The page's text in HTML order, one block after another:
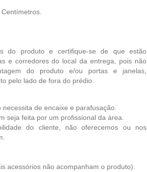
do produto e certifique-se de que estão
e corredores do local da entrega, pois não
do produto e/ou portas e janelas,
pelo lado de fora do prédio.
de encaixe e parafusação.
seja feita por um profissional da área.
do cliente, não oferecemos ou nos
acessórios não acompanham o produto).